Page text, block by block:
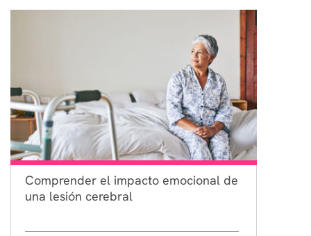
Comprender el impacto emocional de
una lesión cerebral